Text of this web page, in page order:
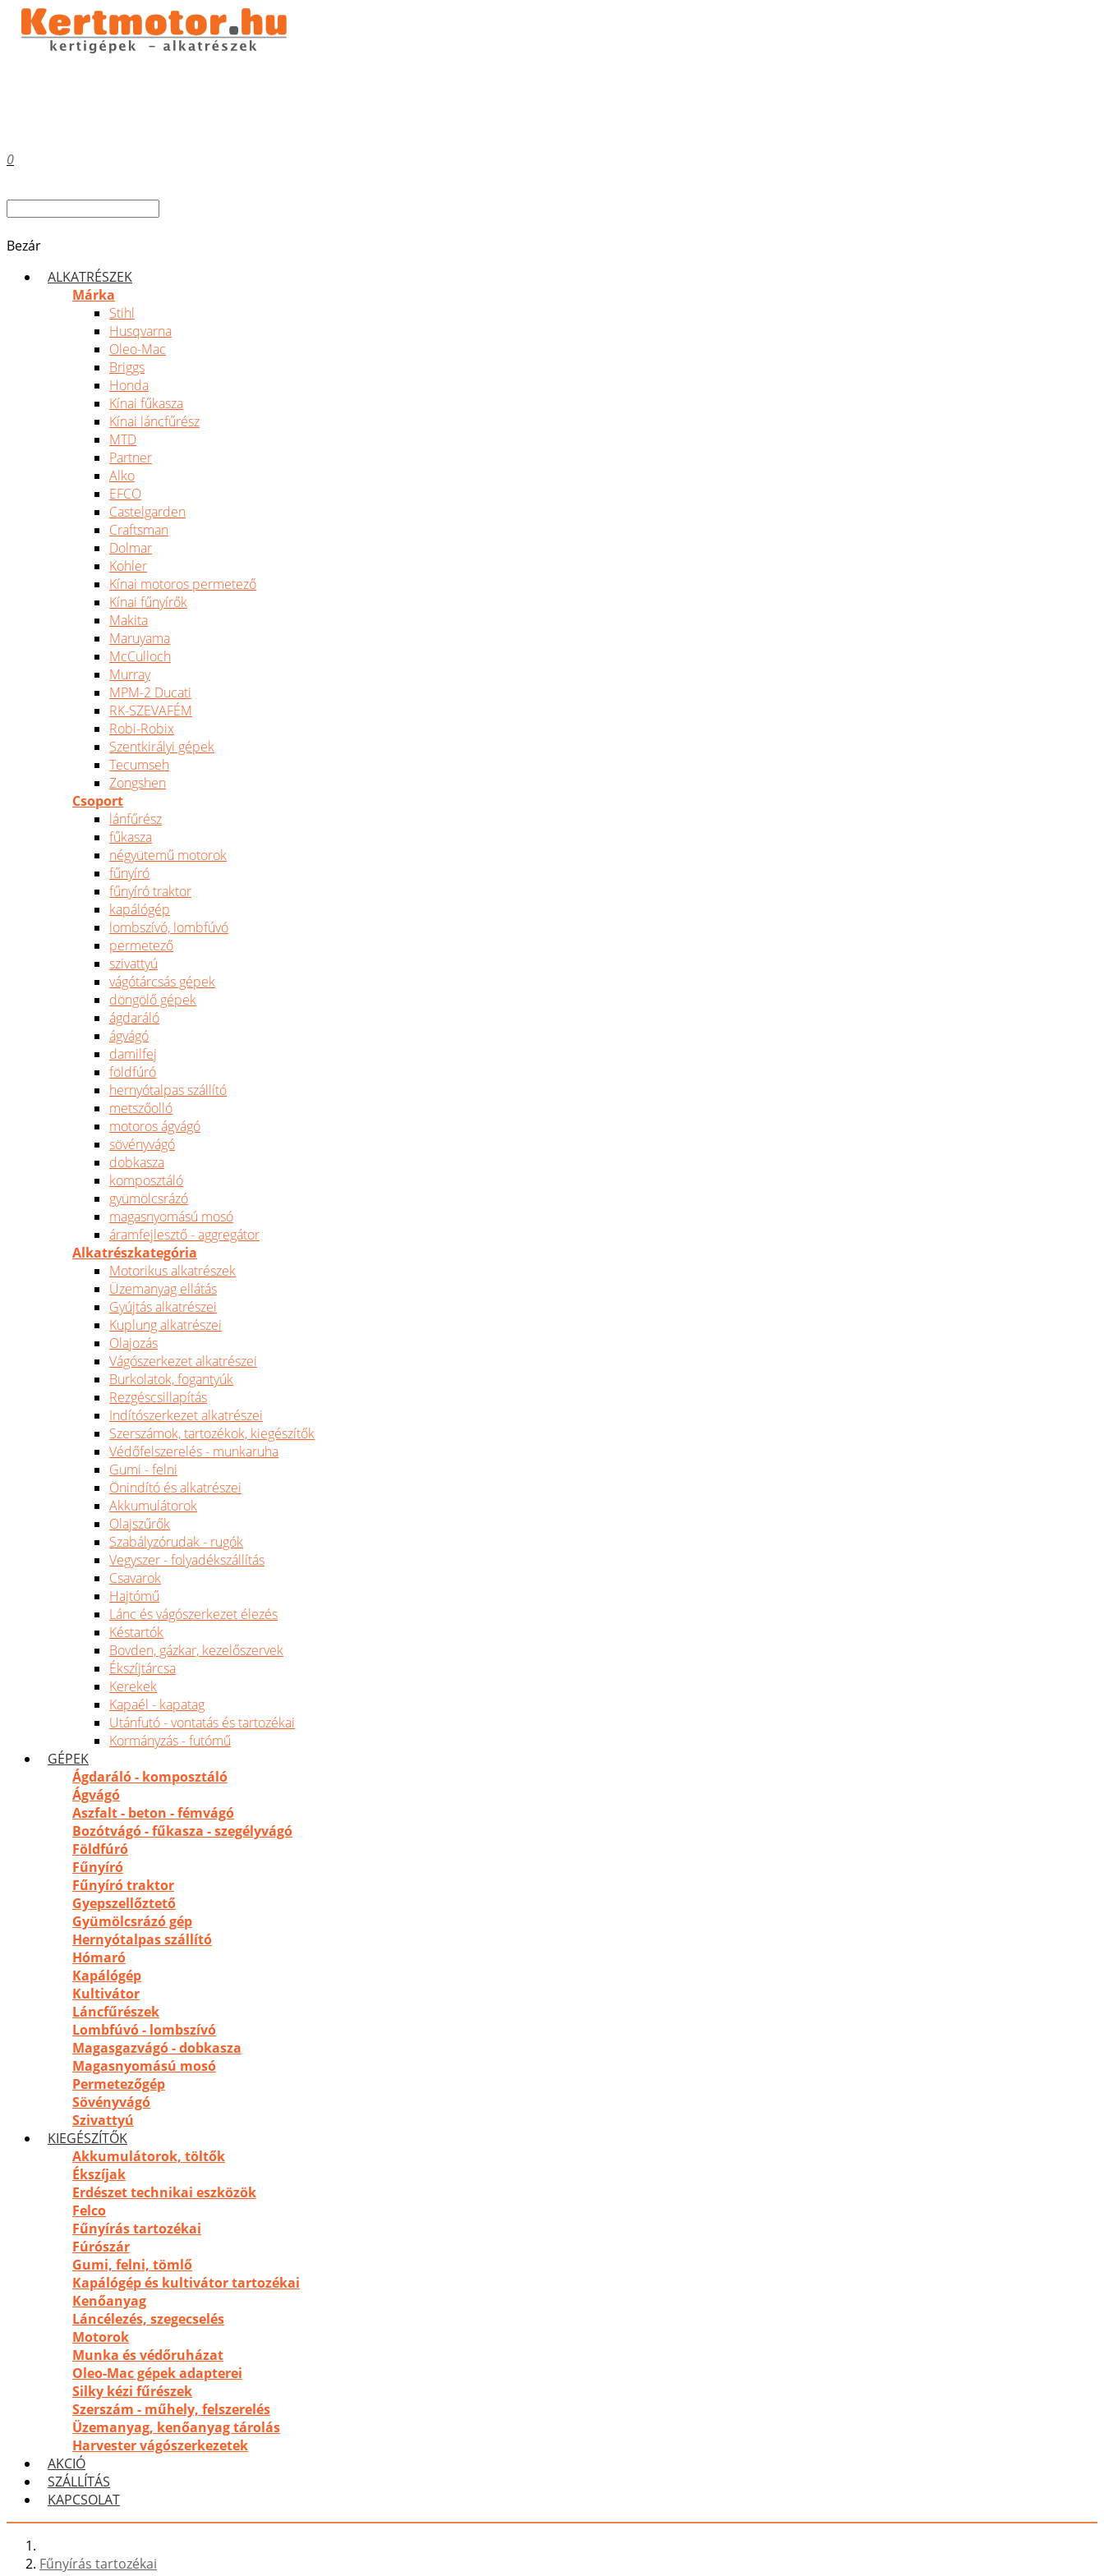
0
Bezár
ALKATRÉSZEK
Márka
Stihl
Husqvarna
Oleo-Mac
Briggs
Honda
Kínai fűkasza
Kínai láncfűrész
MTD
Partner
Alko
EFCO
Castelgarden
Craftsman
Dolmar
Kohler
Kínai motoros permetező
Kínai fűnyírők
Makita
Maruyama
McCulloch
Murray
MPM-2 Ducati
RK-SZEVAFÉM
Robi-Robix
Szentkirályi gépek
Tecumseh
Zongshen
Csoport
lánfűrész
fűkasza
négyütemű motorok
fűnyíró
fűnyíró traktor
kapálógép
lombszívó, lombfúvó
permetező
szivattyú
vágótárcsás gépek
döngölő gépek
ágdaráló
ágvágó
damilfej
földfúró
hernyótalpas szállító
metszőolló
motoros ágvágó
sövényvágó
dobkasza
komposztáló
gyümölcsrázó
magasnyomású mosó
áramfejlesztő - aggregátor
Alkatrészkategória
Motorikus alkatrészek
Üzemanyag ellátás
Gyújtás alkatrészei
Kuplung alkatrészei
Olajozás
Vágószerkezet alkatrészei
Burkolatok, fogantyúk
Rezgéscsillapítás
Indítószerkezet alkatrészei
Szerszámok, tartozékok, kiegészítők
Védőfelszerelés - munkaruha
Gumi - felni
Önindító és alkatrészei
Akkumulátorok
Olajszűrők
Szabályzórudak - rugók
Vegyszer - folyadékszállítás
Csavarok
Hajtómű
Lánc és vágószerkezet élezés
Késtartók
Bovden, gázkar, kezelőszervek
Ékszíjtárcsa
Kerekek
Kapaél - kapatag
Utánfutó - vontatás és tartozékai
Kormányzás - futómű
GÉPEK
Ágdaráló - komposztáló
Ágvágó
Aszfalt - beton - fémvágó
Bozótvágó - fűkasza - szegélyvágó
Földfúró
Fűnyíró
Fűnyíró traktor
Gyepszellőztető
Gyümölcsrázó gép
Hernyótalpas szállító
Hómaró
Kapálógép
Kultivátor
Láncfűrészek
Lombfúvó - lombszívó
Magasgazvágó - dobkasza
Magasnyomású mosó
Permetezőgép
Sövényvágó
Szivattyú
KIEGÉSZÍTŐK
Akkumulátorok, töltők
Ékszíjak
Erdészet technikai eszközök
Felco
Fűnyírás tartozékai
Fúrószár
Gumi, felni, tömlő
Kapálógép és kultivátor tartozékai
Kenőanyag
Láncélezés, szegecselés
Motorok
Munka és védőruházat
Oleo-Mac gépek adapterei
Silky kézi fűrészek
Szerszám - műhely, felszerelés
Üzemanyag, kenőanyag tárolás
Harvester vágószerkezetek
AKCIÓ
SZÁLLÍTÁS
KAPCSOLAT
Fűnyírás tartozékai